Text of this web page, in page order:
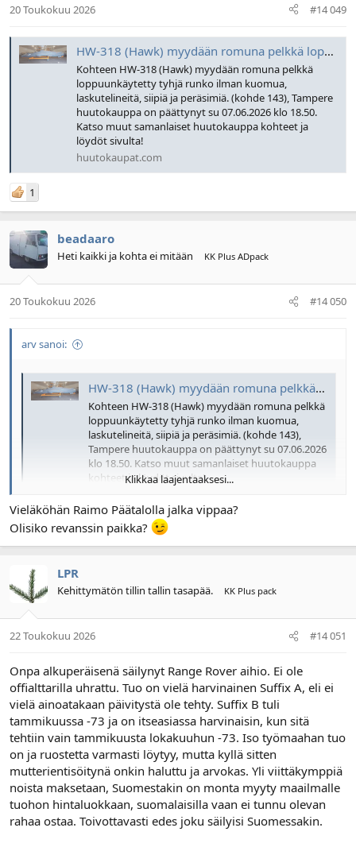
20 Toukokuu 2026 #14 049
HW-318 (Hawk) myydään romuna pelkkä loppuunkäytetty tyhjä runko ilman kuomua, laskutelineitä, siipiä ja peräsimiä. (kohde 143), Tampere | Huutokaupat.com
Kohteen HW-318 (Hawk) myydään romuna pelkkä
loppuunkäytetty tyhjä runko ilman kuomua,
laskutelineitä, siipiä ja peräsimiä. (kohde 143), Tampere
huutokauppa on päättynyt su 07.06.2026 klo 18.50.
Katso muut samanlaiset huutokauppa kohteet ja
löydöt sivulta!
huutokaupat.com
1
beadaaro
Heti kaikki ja kohta ei mitään KK Plus ADpack
20 Toukokuu 2026 #14 050
arv sanoi:
HW-318 (Hawk) myydään romuna pelkkä loppuunkäytetty tyhjä runko ilman kuomua, laskutelineitä, siipiä ja peräsimiä. (kohde 143), Tampere | Huutokaupat.com
Kohteen HW-318 (Hawk) myydään romuna pelkkä
loppuunkäytetty tyhjä runko ilman kuomua,
laskutelineitä, siipiä ja peräsimiä. (kohde 143),
Tampere huutokauppa on päättynyt su 07.06.2026
klo 18.50. Katso muut samanlaiset huutokauppa
kohteet ja löydöt sivulta!
Klikkaa laajentaaksesi...
Vieläköhän Raimo Päätalolla jalka vippaa?
Olisiko revanssin paikka?
LPR
Kehittymätön tillin tallin tasapää. KK Plus pack
22 Toukokuu 2026 #14 051
Onpa alkuperäisenä säilynyt Range Rover aihio. Ei ole
offialttarilla uhrattu. Tuo on vielä harvinainen Suffix A, eli ei
vielä ainoatakaan päivitystä ole tehty. Suffix B tuli
tammikuussa -73 ja on itseasiassa harvinaisin, kun sitä
tehtiin vain tammikuusta lokakuuhun -73. Iso työmaahan tuo
on ja ruostetta varmasti löytyy, mutta kyllä sitten
mutterientisöitynä onkin haluttu ja arvokas. Yli viittäkymppiä
noista maksetaan, Suomestakin on monta myyty maailmalle
tuohon hintaluokkaan, suomalaisilla vaan ei tunnu olevan
rahaa ostaa. Toivottavasti edes joku säilyisi Suomessakin.